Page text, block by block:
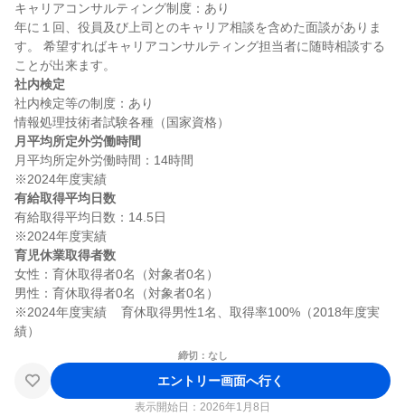
キャリアコンサルティング制度：あり
年に１回、役員及び上司とのキャリア相談を含めた面談がありま
す。 希望すればキャリアコンサルティング担当者に随時相談する
社内検定
社内検定等の制度：あり
月平均所定外労働時間
月平均所定外労働時間：14時間
有給取得平均日数
有給取得平均日数：14.5日
育児休業取得者数
女性：育休取得者0名（対象者0名）
男性：育休取得者0名（対象者0名）
※2024年度実績    育休取得男性1名、取得率100%（2018年度実
締切：なし
エントリー画面へ行く
表示開始日：2026年1月8日